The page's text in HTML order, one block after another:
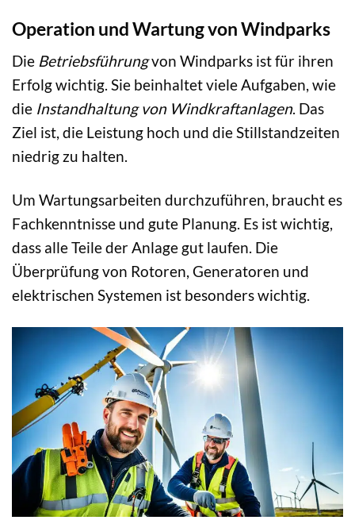
Operation und Wartung von Windparks
Die Betriebsführungvon Windparks ist für ihren
Erfolg wichtig. Sie beinhaltet viele Aufgaben, wie
die Instandhaltung von Windkraftanlagen. Das
Ziel ist, die Leistung hoch und die Stillstandzeiten
niedrig zu halten.
Um Wartungsarbeiten durchzuführen, braucht es
Fachkenntnisse und gute Planung. Es ist wichtig,
dass alle Teile der Anlage gut laufen. Die
Überprüfung von Rotoren, Generatoren und
elektrischen Systemen ist besonders wichtig.